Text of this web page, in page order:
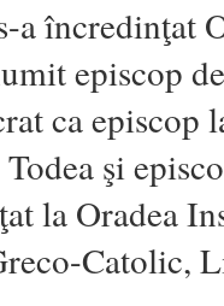
a încredinţat
episcop
ca episcop
şi
la Oradea
Catolic,